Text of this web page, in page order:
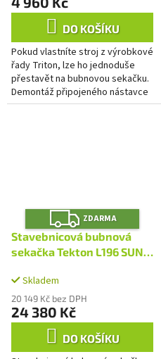
DO KOŠÍKU
Pokud vlastníte stroj z výrobkové
řady Triton, lze ho jednoduše
přestavět na bubnovou sekačku.
Demontáž připojeného nástavce
a nasazení dvojitého talíře STR2
Z
D
A
R
M
ZDARMA
Stavebnicová bubnová
sekačka Tekton L196 SUNI
Skladem
20 149 Kč bez DPH
24 380 Kč
DO KOŠÍKU